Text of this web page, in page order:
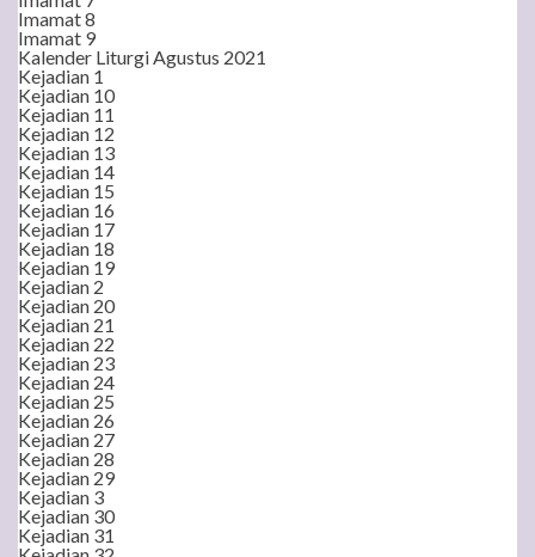
Imamat 8
Imamat 9
Kalender Liturgi Agustus 2021
Kejadian 1
Kejadian 10
Kejadian 11
Kejadian 12
Kejadian 13
Kejadian 14
Kejadian 15
Kejadian 16
Kejadian 17
Kejadian 18
Kejadian 19
Kejadian 2
Kejadian 20
Kejadian 21
Kejadian 22
Kejadian 23
Kejadian 24
Kejadian 25
Kejadian 26
Kejadian 27
Kejadian 28
Kejadian 29
Kejadian 3
Kejadian 30
Kejadian 31